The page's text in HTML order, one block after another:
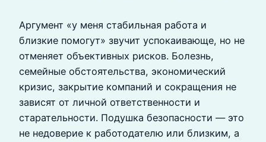
Аргумент «у меня стабильная работа и
близкие помогут» звучит успокаивающе, но не
отменяет объективных рисков. Болезнь,
семейные обстоятельства, экономический
кризис, закрытие компаний и сокращения не
зависят от личной ответственности и
старательности. Подушка безопасности — это
не недоверие к работодателю или близким, а